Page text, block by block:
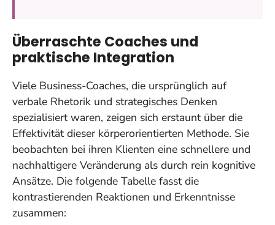
Überraschte Coaches und
praktische Integration
Viele Business-Coaches, die ursprünglich auf
verbale Rhetorik und strategisches Denken
spezialisiert waren, zeigen sich erstaunt über die
Effektivität dieser körperorientierten Methode. Sie
beobachten bei ihren Klienten eine schnellere und
nachhaltigere Veränderung als durch rein kognitive
Ansätze. Die folgende Tabelle fasst die
kontrastierenden Reaktionen und Erkenntnisse
zusammen: